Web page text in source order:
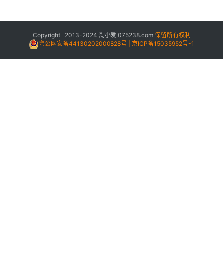
Copyright 2013-2024 淘小爱 075238.com 保留所有权利
粤公网安备44130202000828号 | 京ICP备15035952号-1